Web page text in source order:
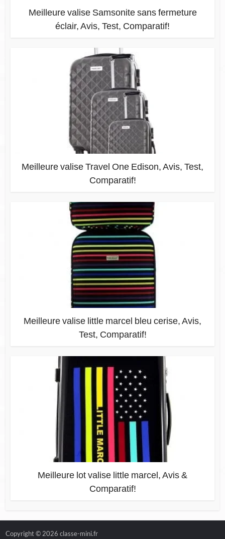
Meilleure valise Samsonite sans fermeture
éclair, Avis, Test, Comparatif!
Meilleure valise Travel One Edison, Avis, Test,
Comparatif!
Meilleure valise little marcel bleu cerise, Avis,
Test, Comparatif!
Meilleure lot valise little marcel, Avis &
Comparatif!
Copyright © 2026 classe-mini.fr